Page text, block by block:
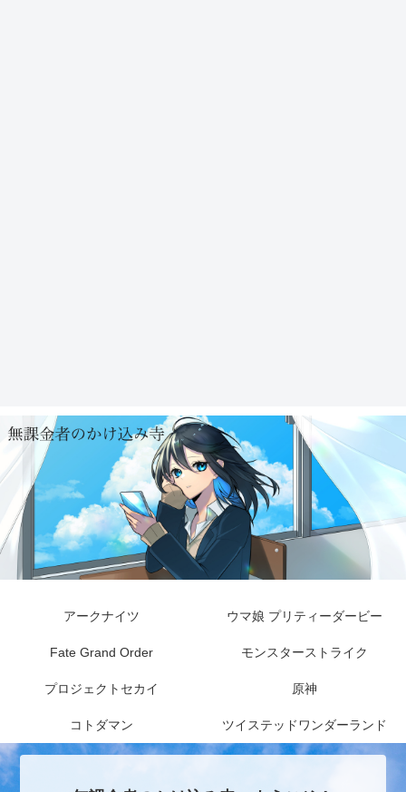
アークナイツ ウマ娘 プリティーダービー
Fate Grand Order モンスターストライク
プロジェクトセカイ 原神
コトダマン ツイステッドワンダーランド